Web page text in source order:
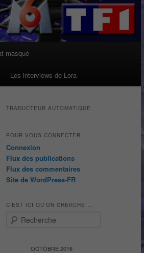
masqué
Les interviews de Lora
TRADUCTEUR AUTOMATIQUE
POUR VOUS CONNECTER
Connexion
Flux des publications
Flux des commentaires
Site de WordPress-FR
C’EST ICI QU’ON CHERCHE …
OCTOBRE 2016